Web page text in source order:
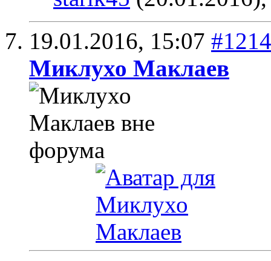
19.01.2016, 15:07 #1214
Миклухо Маклаев